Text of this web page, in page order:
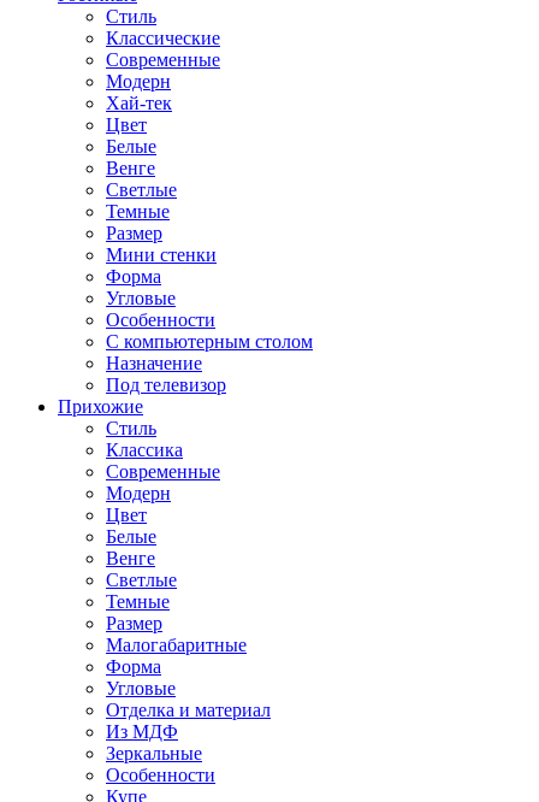
Стиль
Классические
Современные
Модерн
Хай-тек
Цвет
Белые
Венге
Светлые
Темные
Размер
Мини стенки
Форма
Угловые
Особенности
С компьютерным столом
Назначение
Под телевизор
Прихожие
Стиль
Классика
Современные
Модерн
Цвет
Белые
Венге
Светлые
Темные
Размер
Малогабаритные
Форма
Угловые
Отделка и материал
Из МДФ
Зеркальные
Особенности
Купе